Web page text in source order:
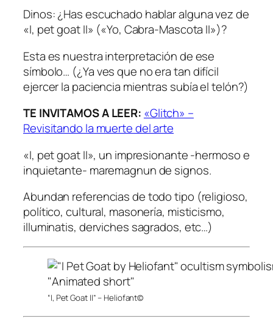
Dinos: ¿Has escuchado hablar alguna vez de
«I, pet goat II» («Yo, Cabra-Mascota II»)?
Esta es nuestra interpretación de ese
símbolo… (¿Ya ves que no era tan difícil
ejercer la paciencia mientras subía el telón?)
TE INVITAMOS A LEER: «Glitch» –
Revisitando la muerte del arte
«I, pet goat II», un impresionante -hermoso e
inquietante- maremagnun de signos.
Abundan referencias de todo tipo (religioso,
político, cultural, masonería, misticismo,
illuminatis, derviches sagrados, etc…)
“I, Pet Goat II” – Heliofant©